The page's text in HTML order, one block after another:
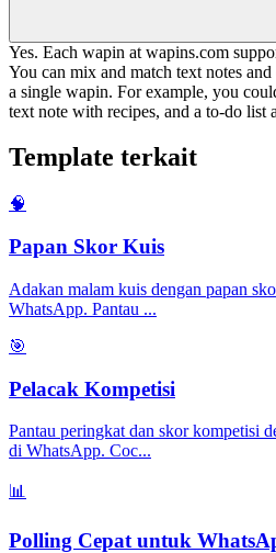
Yes. Each wapin at wapins.com
You can mix and match text notes
a single wapin. For example, you
text note with recipes, and a to-do list
Template terkait
🧠
Papan Skor Kuis
Adakan malam kuis dengan papan
WhatsApp. Pantau ...
🎯
Pelacak Kompetisi
Pantau peringkat dan skor kompetisi
di WhatsApp. Coc...
📊
Polling Cepat untuk